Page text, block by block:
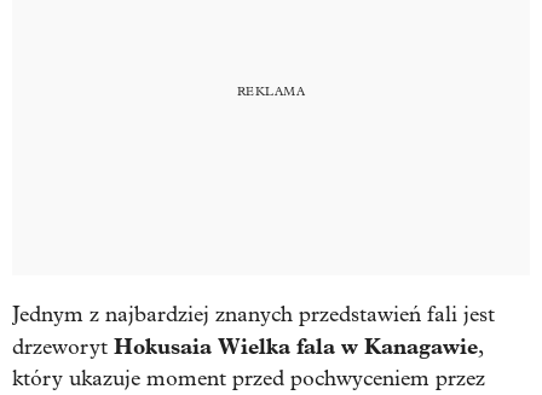
Jednym z najbardziej znanych przedstawień fali jest
drzeworyt Hokusaia Wielka fala w Kanagawie,
który ukazuje moment przed pochwyceniem przez